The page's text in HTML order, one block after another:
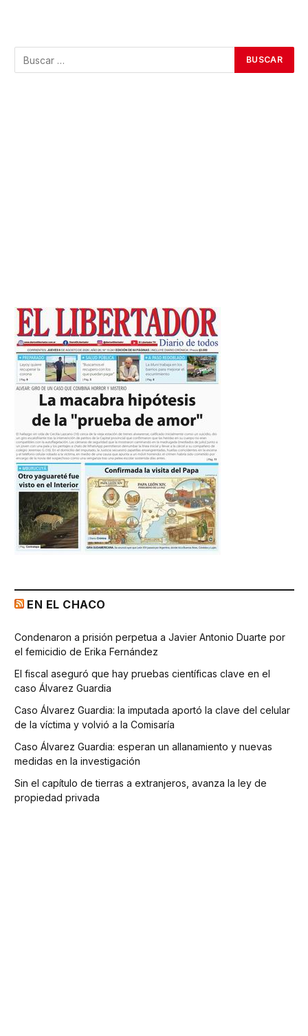
EN EL CHACO
Condenaron a prisión perpetua a Javier Antonio Duarte por
el femicidio de Erika Fernández
El fiscal aseguró que hay pruebas científicas clave en el
caso Álvarez Guardia
Caso Álvarez Guardia: la imputada aportó la clave del celular
de la víctima y volvió a la Comisaría
Caso Álvarez Guardia: esperan un allanamiento y nuevas
medidas en la investigación
Sin el capítulo de tierras a extranjeros, avanza la ley de
propiedad privada